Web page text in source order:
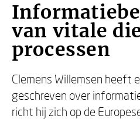
van vitale
processen
Clemens Willemsen heeft
geschreven over
richt hij zich op de